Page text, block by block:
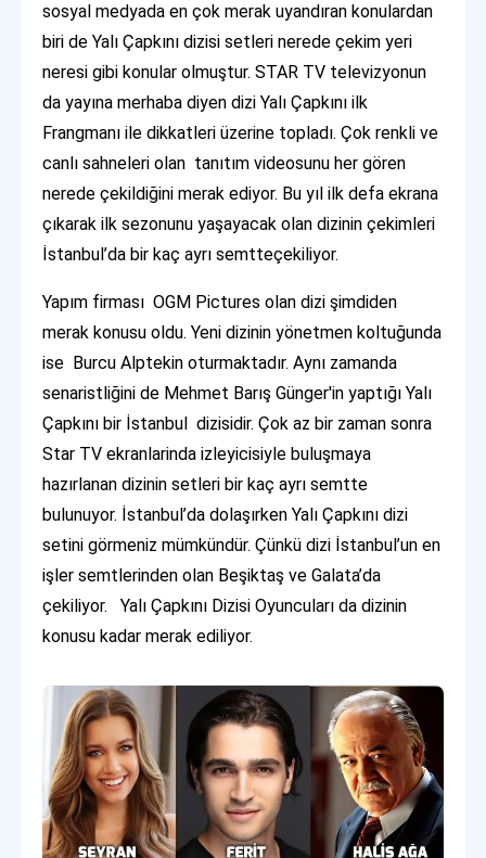
sosyal medyada en çok merak uyandıran konulardan
biri de Yalı Çapkını dizisi setleri nerede çekim yeri
neresi gibi konular olmuştur. STAR TV televizyonun
da yayına merhaba diyen dizi Yalı Çapkını ilk
Frangmanı ile dikkatleri üzerine topladı. Çok renkli ve
canlı sahneleri olan tanıtım videosunu her gören
nerede çekildiğini merak ediyor. Bu yıl ilk defa ekrana
çıkarak ilk sezonunu yaşayacak olan dizinin çekimleri
İstanbul’da bir kaç ayrı semtteçekiliyor.
Yapım firması OGM Pictures olan dizi şimdiden
merak konusu oldu. Yeni dizinin yönetmen koltuğunda
ise Burcu Alptekin oturmaktadır. Aynı zamanda
senaristliğini de Mehmet Barış Günger'in yaptığı Yalı
Çapkını bir İstanbul dizisidir. Çok az bir zaman sonra
Star TV ekranlarinda izleyicisiyle buluşmaya
hazırlanan dizinin setleri bir kaç ayrı semtte
bulunuyor. İstanbul’da dolaşırken Yalı Çapkını dizi
setini görmeniz mümkündür. Çünkü dizi İstanbul’un en
işler semtlerinden olan Beşiktaş ve Galata’da
çekiliyor. Yalı Çapkını Dizisi Oyuncuları da dizinin
konusu kadar merak ediliyor.